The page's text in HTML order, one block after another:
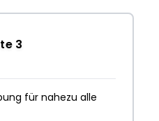
3
für nahezu alle